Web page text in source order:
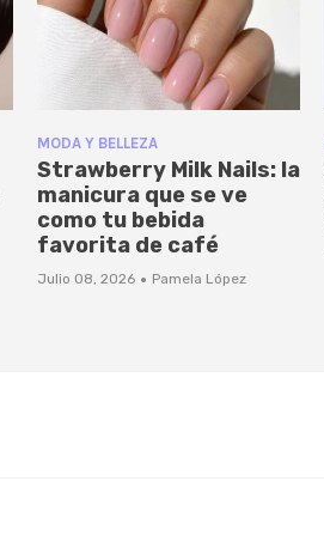
MODA Y BELLEZA
Strawberry Milk Nails: la
manicura que se ve
como tu bebida
favorita de café
Julio 08, 2026 · Pamela López